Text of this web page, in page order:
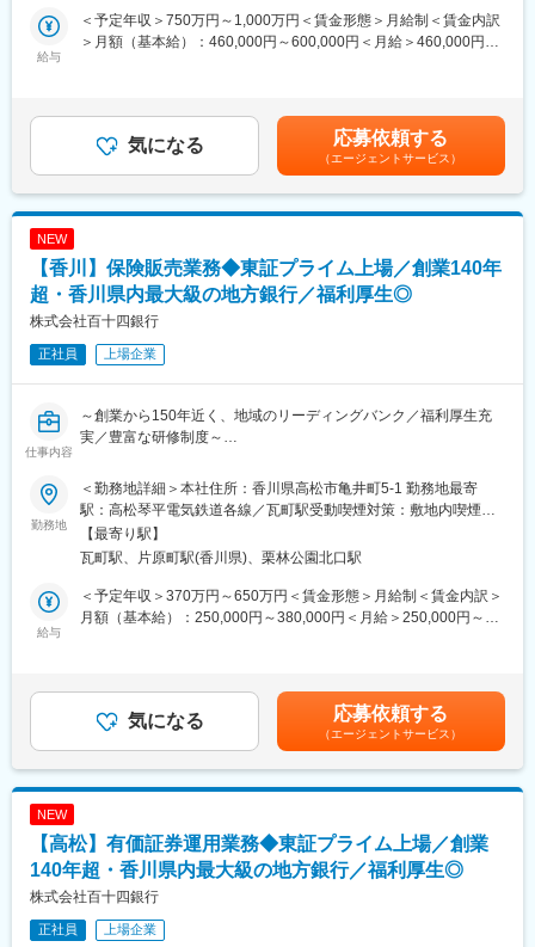
からない
＜百十四銀行のM&Aチーム＞
・ニーズ把握…営業店担当者と本部担当者の対応のため、長年の
取引に基づいたニーズ把握が可能です。
スが受けられます。
変更の範囲：当行業務全般 （詳細は、面談・面接時にご確認くだ
さい）
■業務概要：
本部営業部門の中核を担うコンサルティング部において、経験や
知識を活かしてプロフェッショナル人材を目指せる環境です。
コンサルティング部は、外部出向経験者やキャリア採用者等の多
■業務詳細：
◇ 背景
中堅、中小企業経営者の高齢化による後継者の問題を始めとし、
増加しています。
後継者問題をはじめとした経営課題を抱える企業が増える中、事
業承継にまつわる以下のようなご相談が増加しています。
・経営に関与していない子には何を残すか
・株主が分散していて、後継者への承継が不安だ
・後継者としてふさわしい人材がいない
・グループの資本関係が複雑
・納税資金を確保できるか心配だ
まえ、経営者に寄り添った総合的な課題解決策をご提案します。
実行支援については外部専門家のご紹介が可能です。
・株主、家族構成 など
・納税資金確保 など
▼自社株の移転ブランニング
・ホールディングス体制
給与
＜予定年収＞750万円～1,000万円＜賃金形態＞月給制＜賃金内訳
＞月額（基本給）：460,000円～600,000円＜月給＞460,000円～
目安の金額であり、選考を通じて上下する可能性があります。月
給(月額)は固定手当を含めた表記です。
気になる 応募依頼する
（エージェントサービス）
NEW
【香川】保険販売業務◆東証プライム上場／創業140年
超・香川県内最大級の地方銀行／福利厚生◎
株式会社百十四銀行
正社員 上場企業
仕事内容
～創業から150年近く、地域のリーディングバンク／福利厚生充
実／豊富な研修制度～
■業務内容：
顧客のニーズを起点としたマス層並びに法人に対する推進企画立
案及び実行をお任せします。
＜具体的な業務概要＞
◇マス層のお客様に対する保険見直し（平準払保険の推進）
◇法人に対する経営者保険の販売
た第百十四国立銀行としてスタートしました。明治、大正、昭
和、平成の四代にわたり、香川県経済の中心として、常にゆるぎ
ない基盤と信用を培って続いてきた伝統ある銀行です。
百十四グループ 「長期ビジョン2030」
＜私たちが実現したいこと＞
◇私たちの存在意義は、お客さま・地域と対話を重ね、知恵を出
な”がよりよくあり続けるための力になることです。
勤務地
＜勤務地詳細＞本社住所：香川県高松市亀井町5-1 勤務地最寄
駅：高松琴平電気鉄道各線／瓦町駅受動喫煙対策：敷地内喫煙可
能場所あり変更の範囲：会社の定める事業所
【最寄り駅】
瓦町駅、片原町駅(香川県)、栗林公園北口駅
給与
＜予定年収＞370万円～650万円＜賃金形態＞月給制＜賃金内訳＞
月額（基本給）：250,000円～380,000円＜月給＞250,000円～
目安の金額であり、選考を通じて上下する可能性があります。月
給(月額)は固定手当を含めた表記です。
気になる 応募依頼する
（エージェントサービス）
NEW
【高松】有価証券運用業務◆東証プライム上場／創業
140年超・香川県内最大級の地方銀行／福利厚生◎
株式会社百十四銀行
正社員 上場企業